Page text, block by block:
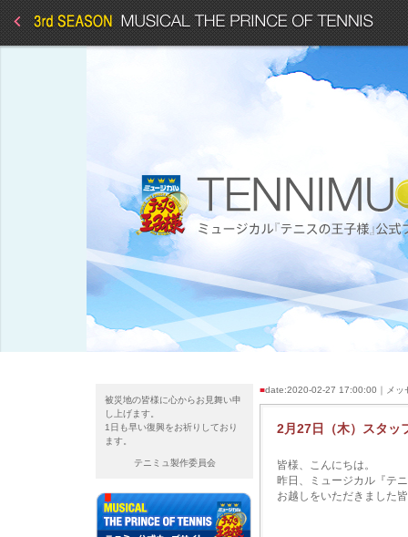
被災地の皆様に心からお見舞い申
し上げます。
1日も早い復興をお祈りしており
ます。
テニミュ製作委員会
■date:2020-02-27 17:00:00｜メッ
2月27日（木）スタッ
皆様、こんにちは。
昨日、ミュージカル『テ
お越しをいただきました